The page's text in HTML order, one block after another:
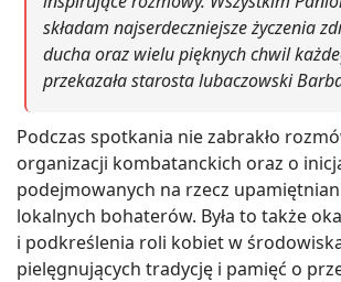
składam najserdeczniejsze życzenia
ducha oraz wielu pięknych chwil
przekazała starosta lubaczowski
Podczas spotkania nie zabrakło
organizacji kombatanckich oraz o
podejmowanych na rzecz
lokalnych bohaterów. Była to także
i podkreślenia roli kobiet w
pielęgnujących tradycję i pamięć o